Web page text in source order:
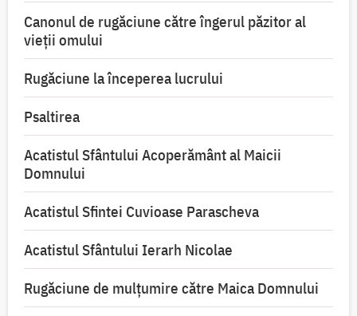
Canonul de rugăciune către îngerul păzitor al
vieții omului
Rugăciune la începerea lucrului
Psaltirea
Acatistul Sfântului Acoperământ al Maicii
Domnului
Acatistul Sfintei Cuvioase Parascheva
Acatistul Sfântului Ierarh Nicolae
Rugăciune de mulţumire către Maica Domnului